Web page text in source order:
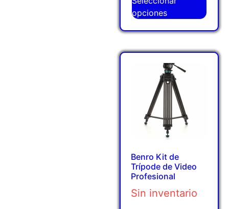
opciones
Benro Kit de
Trípode de Video
Profesional
Sin inventario